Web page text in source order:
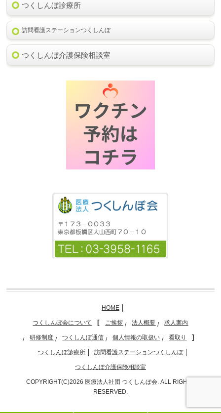
つくしんぼ診療所
訪問看護ステーションつくしんぼ
つくしんぼ介護保険相談室
HOME
つくしんぼ会について ご挨拶 法人概要 求人案内
研修制度 つくしんぼ通信 個人情報の取扱い 看取り
つくしんぼ診療所 訪問看護ステーションつくしんぼ
つくしんぼ介護保険相談室
COPYRIGHT(C)2026 医療法人社団 つくしんぼ会. ALL RIGHTS
RESERVED.